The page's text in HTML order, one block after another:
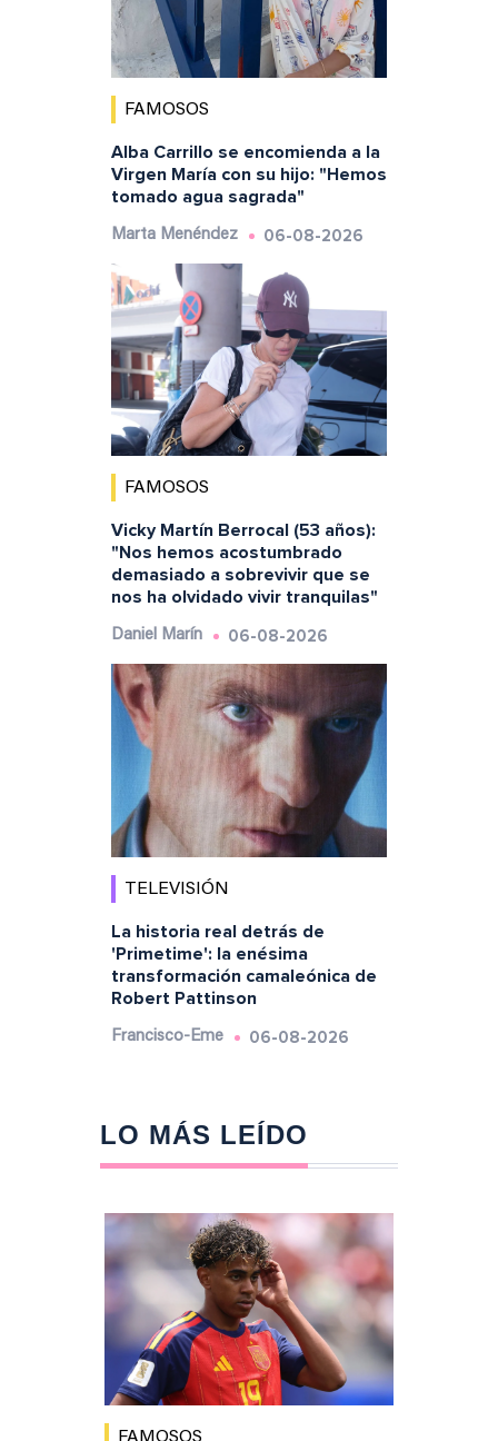
FAMOSOS
Alba Carrillo se encomienda a la
Virgen María con su hijo: "Hemos
tomado agua sagrada"
Marta Menéndez 06-08-2026
FAMOSOS
Vicky Martín Berrocal (53 años):
"Nos hemos acostumbrado
demasiado a sobrevivir que se
nos ha olvidado vivir tranquilas"
Daniel Marín 06-08-2026
TELEVISIÓN
La historia real detrás de
'Primetime': la enésima
transformación camaleónica de
Robert Pattinson
Francisco-Eme 06-08-2026
LO MÁS LEÍDO